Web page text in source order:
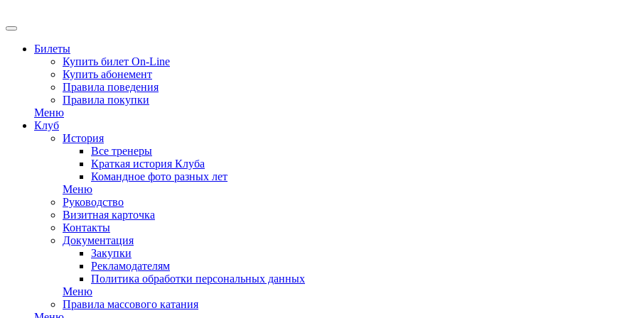
Билеты
Купить билет On-Line
Купить абонемент
Правила поведения
Правила покупки
Меню
Клуб
История
Все тренеры
Краткая история Клуба
Командное фото разных лет
Меню
Руководство
Визитная карточка
Контакты
Документация
Закупки
Рекламодателям
Политика обработки персональных данных
Меню
Правила массового катания